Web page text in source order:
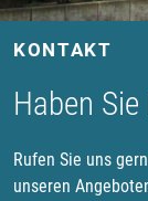
KONTAKT
Haben Sie
Rufen Sie uns
unseren